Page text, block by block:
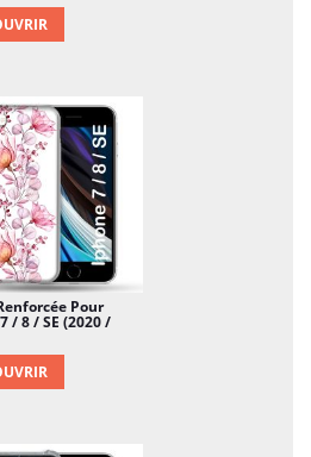
Pour
/ 8 / SE (2020 /